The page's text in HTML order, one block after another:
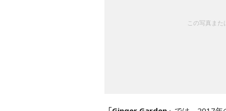
この写真ま